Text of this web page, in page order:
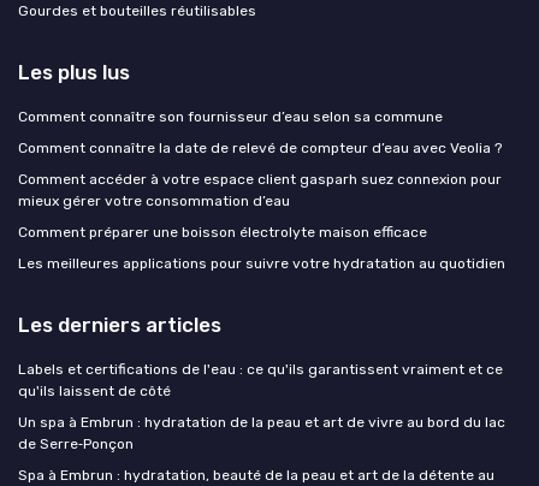
Gourdes et bouteilles réutilisables
Les plus lus
Comment connaître son fournisseur d’eau selon sa commune
Comment connaître la date de relevé de compteur d’eau avec Veolia ?
Comment accéder à votre espace client gasparh suez connexion pour
mieux gérer votre consommation d’eau
Comment préparer une boisson électrolyte maison efficace
Les meilleures applications pour suivre votre hydratation au quotidien
Les derniers articles
Labels et certifications de l'eau : ce qu'ils garantissent vraiment et ce
qu'ils laissent de côté
Un spa à Embrun : hydratation de la peau et art de vivre au bord du lac
de Serre‑Ponçon
Spa à Embrun : hydratation, beauté de la peau et art de la détente au